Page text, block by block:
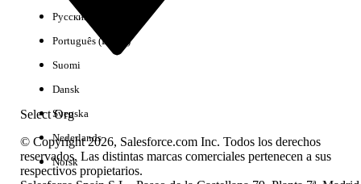
No hay resultados
Select Org
Русский
Português (Brasil)
Suomi
Dansk
Svenska
Nederlands
Norsk
© Copyright 2026, Salesforce.com Inc. Todos los derechos
reservados. Las distintas marcas comerciales pertenecen a sus
respectivos propietarios.